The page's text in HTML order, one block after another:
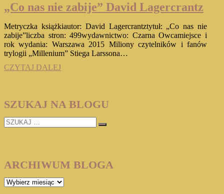
„Co nas nie zabije” David Lagercrantz
Metryczka książkiautor: David Lagercrantztytuł: „Co nas nie
zabije”liczba stron: 499wydawnictwo: Czarna Owcamiejsce i
rok wydania: Warszawa 2015 Miliony czytelników i fanów
trylogii „Millenium” Stiega Larssona…
CZYTAJ DALEJ„Co
David
SZUKAJ NA BLOGU
SZUKAJ
…
ARCHIWUM BLOGA
ARCHIWUM